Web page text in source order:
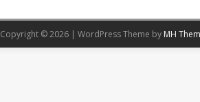
Copyright © 2026 | WordPress Theme by MH